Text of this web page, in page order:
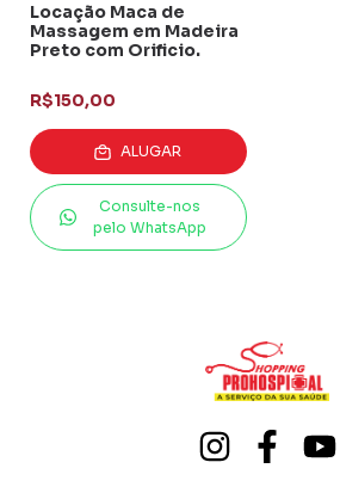
Locação Maca de
Massagem em Madeira
Preto com Orificio.
R$150,00
ALUGAR
Consulte-nos
pelo WhatsApp